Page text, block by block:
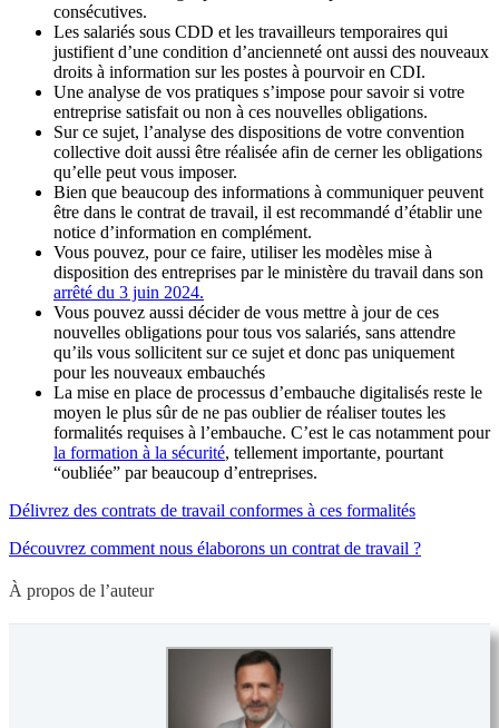
consécutives.
Les salariés sous CDD et les travailleurs temporaires qui
justifient d’une condition d’ancienneté ont aussi des nouveaux
droits à information sur les postes à pourvoir en CDI.
Une analyse de vos pratiques s’impose pour savoir si votre
entreprise satisfait ou non à ces nouvelles obligations.
Sur ce sujet, l’analyse des dispositions de votre convention
collective doit aussi être réalisée afin de cerner les obligations
qu’elle peut vous imposer.
Bien que beaucoup des informations à communiquer peuvent
être dans le contrat de travail, il est recommandé d’établir une
notice d’information en complément.
Vous pouvez, pour ce faire, utiliser les modèles mise à
disposition des entreprises par le ministère du travail dans son
arrêté du 3 juin 2024.
Vous pouvez aussi décider de vous mettre à jour de ces
nouvelles obligations pour tous vos salariés, sans attendre
qu’ils vous sollicitent sur ce sujet et donc pas uniquement
pour les nouveaux embauchés
La mise en place de processus d’embauche digitalisés reste le
moyen le plus sûr de ne pas oublier de réaliser toutes les
formalités requises à l’embauche. C’est le cas notamment pour
la formation à la sécurité, tellement importante, pourtant
“oubliée” par beaucoup d’entreprises.
Délivrez des contrats de travail conformes à ces formalités
Découvrez comment nous élaborons un contrat de travail ?
À propos de l’auteur